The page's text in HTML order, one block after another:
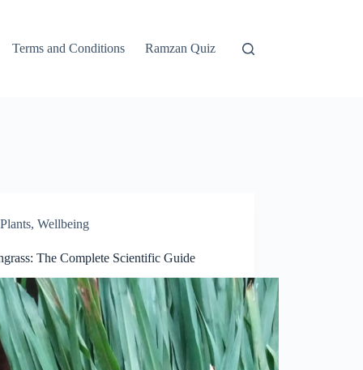
Terms and Conditions Ramzan Quiz
Plants,Wellbeing
The Complete Scientific Guide